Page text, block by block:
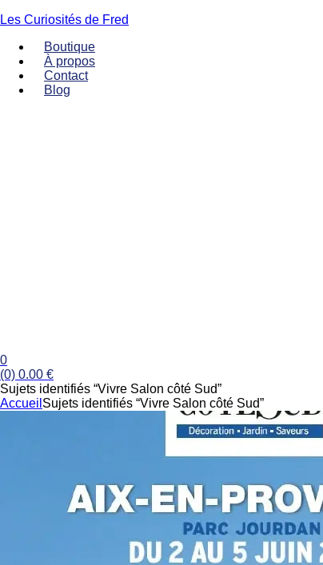
Les Curiosités de Fred
Boutique
À propos
Contact
Blog
0
(0) 0.00 €
Sujets identifiés “Vivre Salon côté Sud”
Accueil Sujets identifiés “Vivre Salon côté Sud”